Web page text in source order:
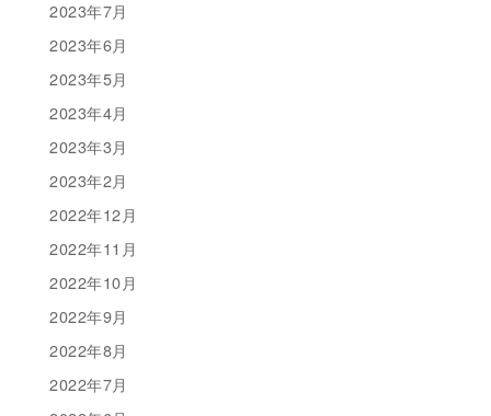
2023年7月
2023年6月
2023年5月
2023年4月
2023年3月
2023年2月
2022年12月
2022年11月
2022年10月
2022年9月
2022年8月
2022年7月